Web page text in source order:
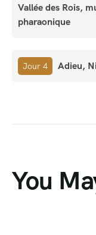
Vallée des Rois,
pharaonique
Jour 4 Adieu,
You